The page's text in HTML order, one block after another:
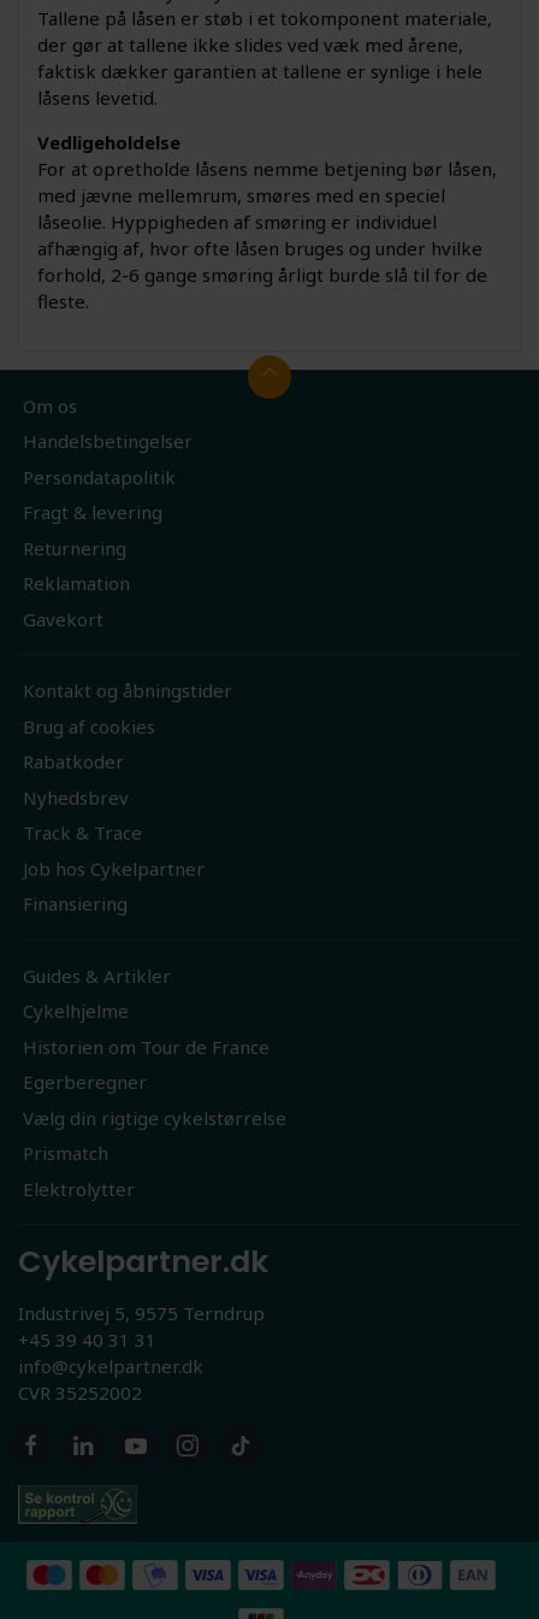
Tallene på låsen er støb i et tokomponent materiale,
der gør at tallene ikke slides ved væk med årene,
faktisk dækker garantien at tallene er synlige i hele
låsens levetid.
Vedligeholdelse
For at opretholde låsens nemme betjening bør låsen,
med jævne mellemrum, smøres med en speciel
låseolie. Hyppigheden af smøring er individuel
afhængig af, hvor ofte låsen bruges og under hvilke
forhold, 2-6 gange smøring årligt burde slå til for de
fleste.
Om os
Handelsbetingelser
Persondatapolitik
Fragt & levering
Returnering
Reklamation
Gavekort
Kontakt og åbningstider
Brug af cookies
Rabatkoder
Nyhedsbrev
Track & Trace
Job hos Cykelpartner
Finansiering
Guides & Artikler
Cykelhjelme
Historien om Tour de France
Egerberegner
Vælg din rigtige cykelstørrelse
Prismatch
Elektrolytter
Cykelpartner.dk
Industrivej 5, 9575 Terndrup
+45 39 40 31 31
info@cykelpartner.dk
CVR 35252002